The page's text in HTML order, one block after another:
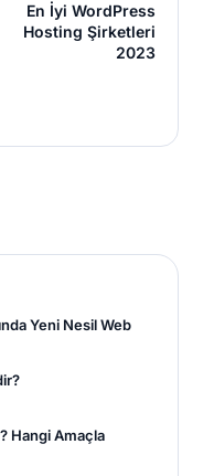
En İyi WordPress
Hosting Şirketleri
2023
Yeni Nesil Web
Hangi Amaçla